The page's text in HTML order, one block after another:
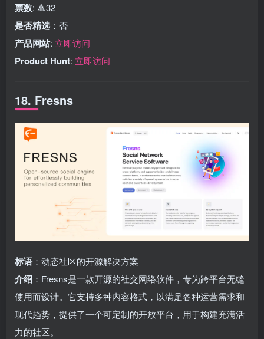
票数: 🔺32
是否精选 ：否
产品网站: 立即访问
Product Hunt: 立即访问
18. Fresns
标语 ：动态社区的开源解决方案
介绍 ：Fresns是一款开源的社交网络软件，专为跨平台无缝
使用而设计。它支持多种内容格式，以满足各种运营需求和
现代趋势，提供了一个可定制的开放平台，用于构建充满活
力的社区。